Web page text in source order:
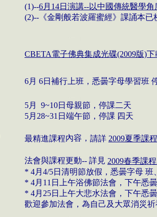
(1)--6月 14日 演講--以中國傳統醫學
(2)--《金剛般若波羅蜜經》課誦本已
CBETA電子佛典集成光碟(2009版)
6月 6日 補行上班 ， 悉曇字母學習班
5月 9~10日母親節 ， 停課二天
5月 28~31 日端午節 ， 停課 四天
最精進課程內容， 請詳 2009夏季課
法會與課程更動-- 詳見 2009春季課
* 4月 4/5日清明節放假 ， 悉曇字母 班
* 4月 11 日上午浴佛節法會 ， 下午悉
* 4月 25日上午大悲水法會 ， 下午悉
歡迎參加法會 ， 為自己及大眾消災祈